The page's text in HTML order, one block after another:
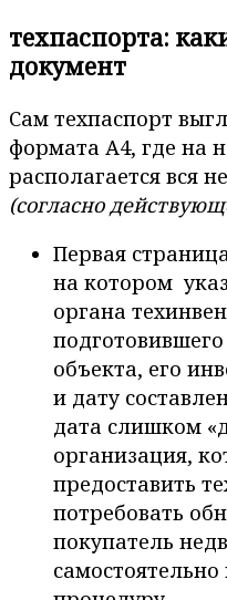
техпаспорта:
документ
Сам техпаспорт
формата А4, где на
располагается вся
(согласно
Первая
на котором
органа
объекта, его
и дату
дата слишком
организация,
предоставить
потребовать
покупатель